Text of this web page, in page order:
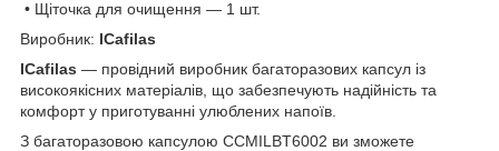
• Щіточка для очищення — 1 шт.
Виробник: ICafilas
ICafilas — провідний виробник багаторазових капсул із
високоякісних матеріалів, що забезпечують надійність та
комфорт у приготуванні улюблених напоїв.
З багаторазовою капсулою CCMILBT6002 ви зможете